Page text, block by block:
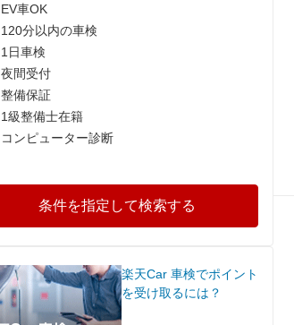
EV車OK
120分以内の車検
1日車検
夜間受付
整備保証
1級整備士在籍
コンピューター診断
条件を指定して検索する
楽天Car 車検でポイント
を受け取るには？